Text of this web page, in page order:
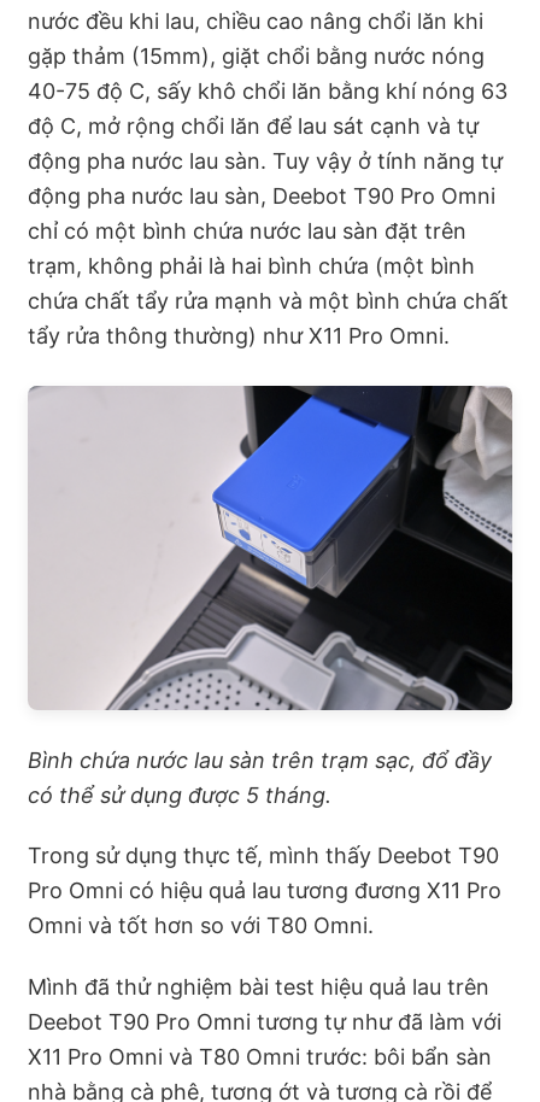
nước đều khi lau, chiều cao nâng chổi lăn khi
gặp thảm (15mm), giặt chổi bằng nước nóng
40-75 độ C, sấy khô chổi lăn bằng khí nóng 63
độ C, mở rộng chổi lăn để lau sát cạnh và tự
động pha nước lau sàn. Tuy vậy ở tính năng tự
động pha nước lau sàn, Deebot T90 Pro Omni
chỉ có một bình chứa nước lau sàn đặt trên
trạm, không phải là hai bình chứa (một bình
chứa chất tẩy rửa mạnh và một bình chứa chất
tẩy rửa thông thường) như X11 Pro Omni.
Bình chứa nước lau sàn trên trạm sạc, đổ đầy
có thể sử dụng được 5 tháng.
Trong sử dụng thực tế, mình thấy Deebot T90
Pro Omni có hiệu quả lau tương đương X11 Pro
Omni và tốt hơn so với T80 Omni.
Mình đã thử nghiệm bài test hiệu quả lau trên
Deebot T90 Pro Omni tương tự như đã làm với
X11 Pro Omni và T80 Omni trước: bôi bẩn sàn
nhà bằng cà phê, tương ớt và tương cà rồi để